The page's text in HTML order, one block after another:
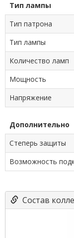
Тип лампы
Тип патрона
Тип лампы
Количество ламп
Мощность
Напряжение
Дополнительно
Степерь защиты
Возможность
Состав